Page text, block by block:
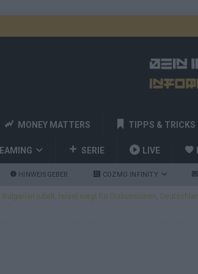
MONEY MATTERS TIPPS & TRICKS
SERIE LIVE
HINWEISGEBER COZMO INFINITY
Bulgarien jubelt, Israel sorgt für Diskussionen,
und Billy Joel – das ESC-Finale wird eine Party